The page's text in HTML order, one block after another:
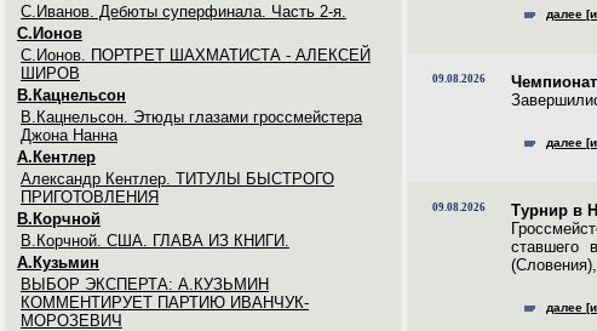
С.Иванов. Дебюты суперфинала. Часть 2-я.
С.Ионов
С.Ионов. ПОРТРЕТ ШАХМАТИСТА - АЛЕКСЕЙ
ШИРОВ
В.Кацнельсон
В.Кацнельсон. Этюды глазами гроссмейстера
Джона Нанна
А.Кентлер
Александр Кентлер. ТИТУЛЫ БЫСТРОГО
ПРИГОТОВЛЕНИЯ
В.Корчной
В.Корчной. США. ГЛАВА ИЗ КНИГИ.
А.Кузьмин
ВЫБОР ЭКСПЕРТА: А.КУЗЬМИН
КОММЕНТИРУЕТ ПАРТИЮ ИВАНЧУК-
МОРОЗЕВИЧ
далее
09.08.2026
далее
09.08.2026
Турнир в
ставшего
далее